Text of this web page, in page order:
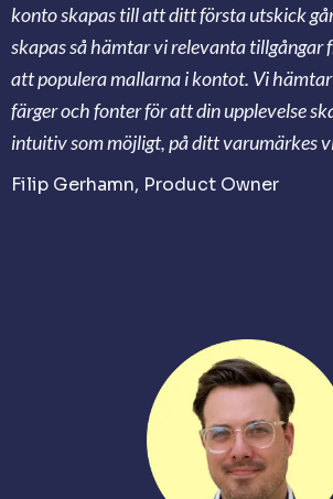
konto skapas till att ditt första utskick
skapas så hämtar vi relevanta tillgångar
att populera mallarna i kontot. Vi
färger och fonter för att din upplevelse
intuitiv som möjligt, på ditt varumärkes
Filip Gerhamn, Product Owner